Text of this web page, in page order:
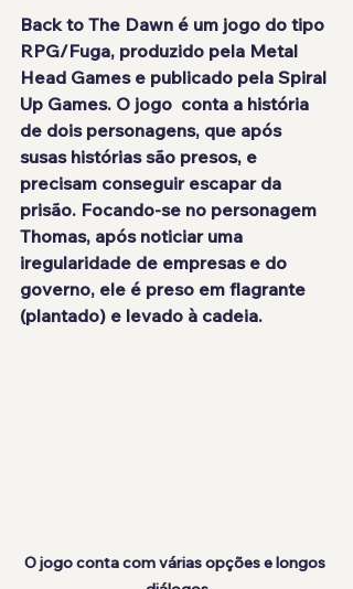
Back to The Dawn é um jogo do tipo
RPG/Fuga, produzido pela Metal
Head Games e publicado pela Spiral
Up Games. O jogo  conta a história
de dois personagens, que após
susas histórias são presos, e
precisam conseguir escapar da
prisão. Focando-se no personagem
Thomas, após noticiar uma
iregularidade de empresas e do
governo, ele é preso em flagrante
(plantado) e levado à cadeia.
O jogo conta com várias opções e longos